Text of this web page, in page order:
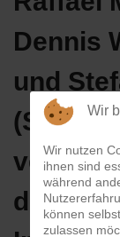
Dennis
und
diese
Wir
Wir nutzen
ihnen sind
während
können
zulassen